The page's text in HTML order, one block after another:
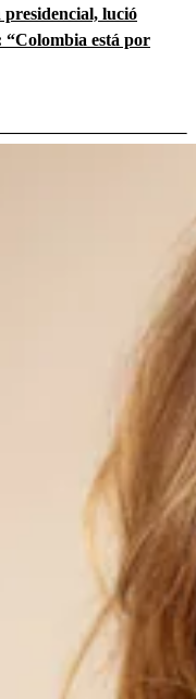
lució
“Colombia está por